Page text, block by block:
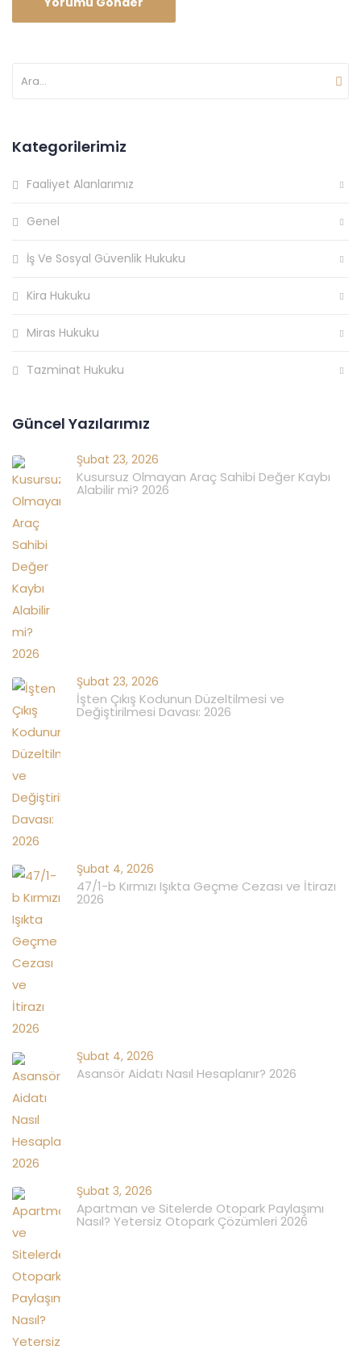
Kategorilerimiz
Faaliyet Alanlarımız
Genel
İş Ve Sosyal Güvenlik Hukuku
Kira Hukuku
Miras Hukuku
Tazminat Hukuku
Güncel Yazılarımız
Şubat 23, 2026
Kusursuz Olmayan Araç Sahibi Değer Kaybı
Alabilir mi? 2026
Şubat 23, 2026
İşten Çıkış Kodunun Düzeltilmesi ve
Değiştirilmesi Davası: 2026
Şubat 4, 2026
47/1-b Kırmızı Işıkta Geçme Cezası ve İtirazı
2026
Şubat 4, 2026
Asansör Aidatı Nasıl Hesaplanır? 2026
Şubat 3, 2026
Apartman ve Sitelerde Otopark Paylaşımı
Nasıl? Yetersiz Otopark Çözümleri 2026